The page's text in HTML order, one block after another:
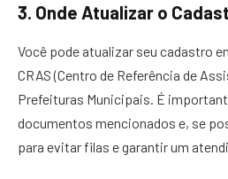
3. Onde Atualizar o
Você pode atualizar seu cadastro
CRAS (Centro de Referência de
Prefeituras Municipais. É
documentos mencionados e, se
para evitar filas e garantir um